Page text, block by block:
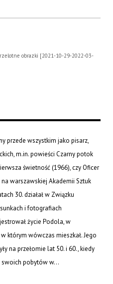
obrazki [2021-10-29-2022-03-
przede wszystkim jako pisarz,
m.in. powieści Czarny potok
świetność (1966), czy Oficer
na warszawskiej Akademii Sztuk
30. działał w Związku
i fotografiach
życie Podola, w
którym wówczas mieszkał. Jego
na przełomie lat 50. i 60., kiedy
swoich pobytów w...